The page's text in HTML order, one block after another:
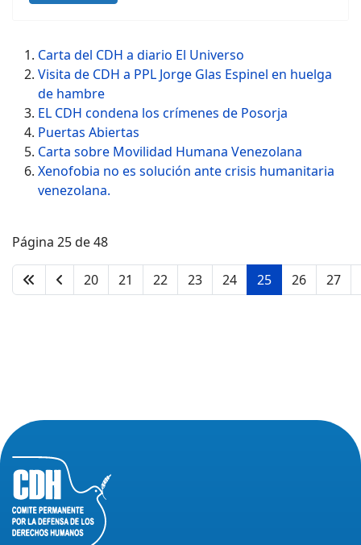
Carta del CDH a diario El Universo
Visita de CDH a PPL Jorge Glas Espinel en huelga
de hambre
EL CDH condena los crímenes de Posorja
Puertas Abiertas
Carta sobre Movilidad Humana Venezolana
Xenofobia no es solución ante crisis humanitaria
venezolana.
Página 25 de 48
20 21 22 23 24 25 26 27